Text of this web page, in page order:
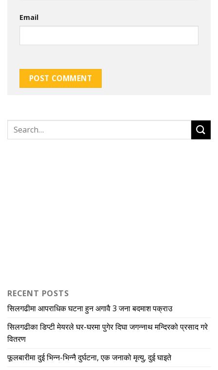
Email
RECENT POSTS
सिलगढीमा आपराधिक घटना हुन अगावै 3 जना बदमाश पक्राउ
सिलगढीका डिप्टी मेयरले घर-घरमा पुगेर दिघा जगन्नाथ मन्दिरको प्रसाद गरे
वितरण
फूलबारीमा दुई भिन्न-भिन्नै दुर्घटना, एक जनाको मृत्यु, दुई घाइते